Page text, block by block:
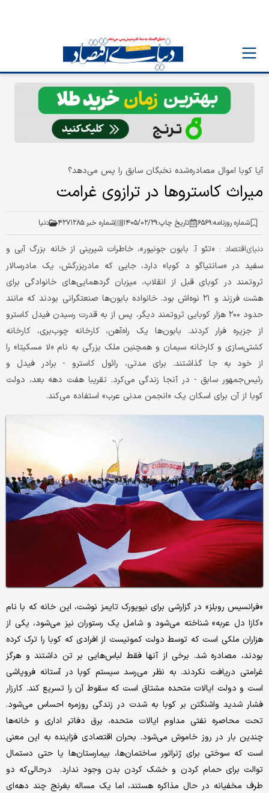
آیا کوبا اموال مصادره‌شده نخبگان سابق را پس می‌دهد؟
میراث کاستروها در ترازوی غرامت‌
شماره روزنامه:۶۵۶۹ تاریخ چاپ:۱۴۰۵/۰۲/۲۹ شماره خبر:۴۲۷۱۲۸۵ دنیا
دنیای‌اقتصاد : «تئو آ. بابون جونیور»، خاطرات شیرینی از خانه بزرگ آبی و
سفید در «سانتیاگو د کوبا» دارد، جایی که مادربزرگش، یک مادرسالار
ثروتمند در کوبای قبل از انقلاب، میزبان گردهمایی‌های خانوادگی برای
هشت فرزند و ۲۱ نوه‌اش بود. خانواده بابون‌ها صنعتگرانی بودند که مانند
حدود ۲۰۰ هزار کوبایی ثروتمند دیگر، پس از به قدرت رسیدن فیدل کاسترو
از جزیره فرار کردند. بابون‌ها یک راه‌آهن، کارخانه چوب‌بری، کارخانه
کشتی‌سازی و کارخانه سیمان و همچنین ملک بزرگی به نام «لا مسکیتا» را
از خود به جا گذاشتند. برای مدتی، رائول کاسترو - برادر فیدل و
رئیس‌جمهور سابق - در آنجا زندگی می‌کرد. تقریبا هفت دهه بعد، دولت
کوبا از آن برای اسکان یک «انجمن مدنی عرب» استفاده می‌کند.
«فرانسیس روبلز» در گزارشی برای نیویورک تایمز نوشت، این خانه که با نام
«کازا دل عربه» شناخته می‌شود و شامل یک رستوران نیز می‌شود، یکی از
هزاران ملکی است که توسط دولت کمونیست از افرادی که کوبا را ترک کرده
بودند، مصادره شد. برخی از آنها فقط لباس‌هایی بر تن داشتند و هرگز
غرامتی دریافت نکردند. به نظر می‌رسد سیستم کوبا در آستانه فروپاشی
است و دولت ایالات متحده مشتاق است که سقوط آن را تسریع کند. کارزار
فشار شدید واشنگتن بر کوبا به شدت در زندگی روزمره احساس می‌شود.
تحت محاصره نفتی مداوم ایالات متحده، برق دفاتر اداری و خانه‌ها
چندین بار در روز خاموش می‌شود. بحران اقتصادی فزاینده به این معنی
است که سوختی برای ژنراتور ساختمان‌ها، بیمارستان‌ها یا حتی دستمال
توالت برای حمام کردن و خشک کردن بدن وجود ندارد. درحالی‌که دو
طرف مخفیانه در حال مذاکره هستند، اما یک مساله بغرنج چند دهه‌ای